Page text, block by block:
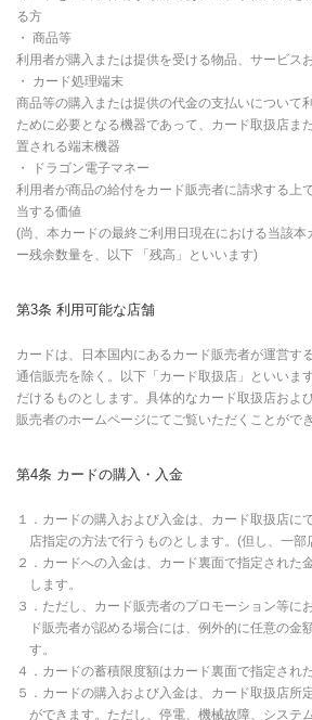
る方
・ 商品等
利用者が購入または提供を受ける物品、サービス
・ カード処理端末
商品等の購入または提供の代金の支払いについて
ために必要となる機器であって、カード取扱店ま
置される端末機器
・ ドラゴン電子マネー
利用者が商品の給付をカード販売者に請求する上
当する価値
(尚、本カードの最終ご利用日現在における当該本
ー残余数量を、以下 「残高」といいます)
第3条 利用可能な店舗
カードは、日本国内にあるカード販売者が運営す
通信販売を除く。以下「カード取扱店」といいま
だけるものとします。具体的なカード取扱店およ
販売者のホームページにてご覧いただくことができ
第4条 カードの購入・入金
１．カードの購入および入金は、カード取扱店に
店指定の方法で行うものとします。(但し、一部
２．カードへの入金は、カード裏面で指定された
します。
３．ただし、カード販売者のプロモーション等に
ド販売者が認める場合には、例外的に任意の金
す。
４．カードの蓄積限度額はカード裏面で指定され
５．カードの購入および入金は、カード取扱店所
ができます。ただし、停電、機械故障、システ